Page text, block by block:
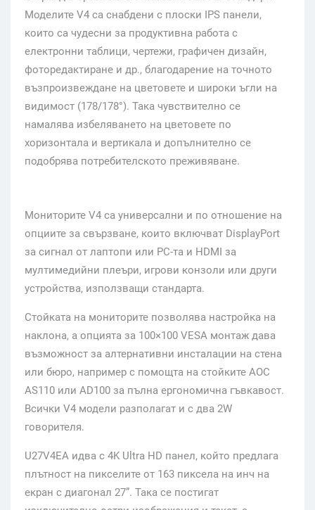
Моделите V4 са снабдени с плоски IPS панели,
които са чудесни за продуктивна работа с
електронни таблици, чертежи, графичен дизайн,
фоторедактиране и др., благодарение на точното
възпроизвеждане на цветовете и широки ъгли на
видимост (178/178°). Така чувствително се
намалява избеляването на цветовете по
хоризонтала и вертикала и допълнително се
подобрява потребителското преживяване.
Мониторите V4 са универсални и по отношение на
опциите за свързване, които включват DisplayPort
за сигнал от лаптопи или PC-та и HDMI за
мултимедийни плеъри, игрови конзоли или други
устройства, използващи стандарта.
Стойката на мониторите позволява настройка на
наклона, а опцията за 100×100 VESA монтаж дава
възможност за алтернативни инсталации на стена
или бюро, например с помощта на стойките AOC
AS110 или AD100 за пълна ергономична гъвкавост.
Всички V4 модели разполагат и с два 2W
говорителя.
U27V4EA идва с 4K Ultra HD панел, който предлага
плътност на пикселите от 163 пиксела на инч на
екран с диагонал 27”. Така се постигат